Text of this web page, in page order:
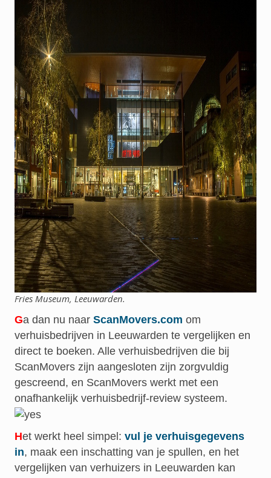
Fries Museum, Leeuwarden.
Ga dan nu naar ScanMovers.com om
verhuisbedrijven in Leeuwarden te vergelijken en
direct te boeken. Alle verhuisbedrijven die bij
ScanMovers zijn aangesloten zijn zorgvuldig
gescreend, en ScanMovers werkt met een
onafhankelijk verhuisbedrijf-review systeem.
Het werkt heel simpel: vul je verhuisgegevens
in, maak een inschatting van je spullen, en het
vergelijken van verhuizers in Leeuwarden kan